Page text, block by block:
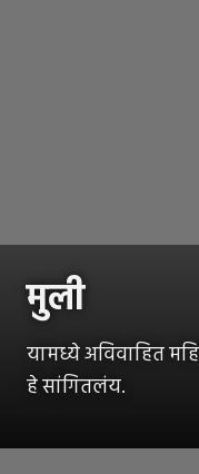
मुली
यामध्ये अविवाहित
हे सांगितलंय.